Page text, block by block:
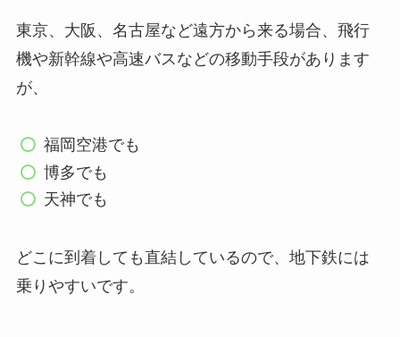
東京、大阪、名古屋など遠方から来る場合、飛行
機や新幹線や高速バスなどの移動手段があります
が、
福岡空港でも
博多でも
天神でも
どこに到着しても直結しているので、地下鉄には
乗りやすいです。